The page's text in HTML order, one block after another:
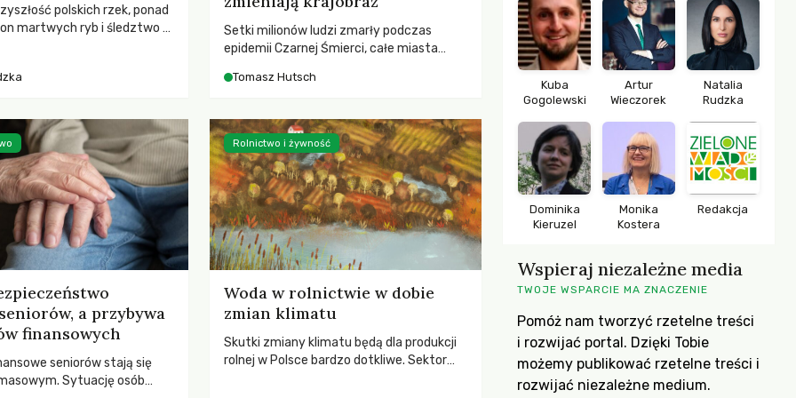
polskich rzek, ponad
martwych ryb i śledztwo z
by prace modernizacyjne
śmierci rzeki.
Setki milionów ludzi zmarły podczas
epidemii Czarnej Śmierci, całe miasta
pierwsze liście nowych dębów rozwijały
podnosiła się po jednej z największych
katastrof w swoich dziejach.
Tomasz Hutsch
a przybywa
finansowych
seniorów stają się
Sytuację osób
Woda w rolnictwie w dobie
zmian klimatu
Skutki zmiany klimatu będą dla produkcji
rolnej w Polsce bardzo dotkliwe. Sektor
Rolnictwo i żywność
Kuba
Gogolewski
Artur
Wieczorek
Natalia
Rudzka
Dominika
Kieruzel
Monika
Kostera
Redakcja
Wspieraj niezależne media
TWOJE WSPARCIE MA ZNACZENIE
Pomóż nam tworzyć rzetelne treści
i rozwijać portal. Dzięki Tobie
możemy publikować rzetelne treści i
rozwijać niezależne medium.